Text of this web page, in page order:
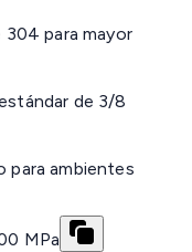
304 para mayor
de 3/8
para ambientes
MPa